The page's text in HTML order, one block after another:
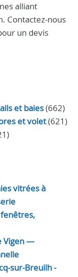
alliant
Contactez-nous
un devis
et baies(662)
et volet(621)
vitrées à
Vigen —
sur-Breuilh -